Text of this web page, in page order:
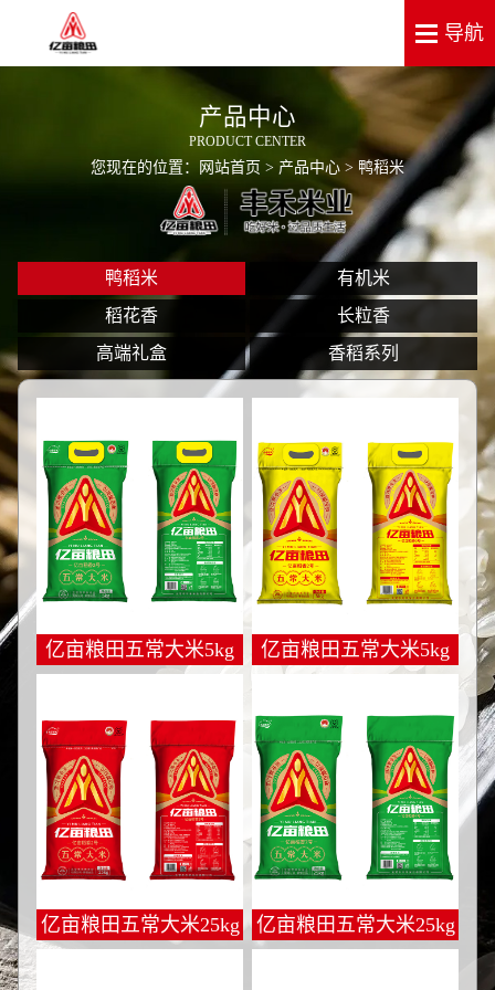
产品中心
PRODUCT CENTER
您现在的位置： 网站首页 > 产品中心 > 鸭稻米
鸭稻米
有机米
稻花香
长粒香
高端礼盒
香稻系列
亿亩粮田五常大米5kg 亿亩粮田五常大米5kg
亿亩粮田五常大米25kg 亿亩粮田五常大米25kg